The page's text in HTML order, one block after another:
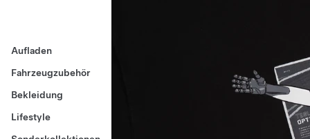
Aufladen
Fahrzeugzubehör
Bekleidung
Lifestyle